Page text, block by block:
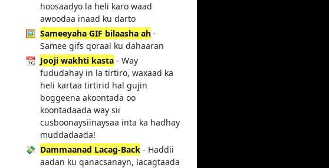
hoosaadyo la heli karo waad
awoodaa inaad ku darto
🖼️ Sameeyaha GIF bilaasha ah -
Samee gifs qoraal ku dahaaran
📆 Jooji wakhti kasta - Way
fududahay in la tirtiro, waxaad ka
heli kartaa tirtirid hal gujin
boggeena akoontada oo
koontadaada way sii
cusboonaysiinaysaa inta ka hadhay
muddadaada!
💸 Dammaanad Lacag-Back - Haddii
aadan ku qanacsanayn, lacagtaada